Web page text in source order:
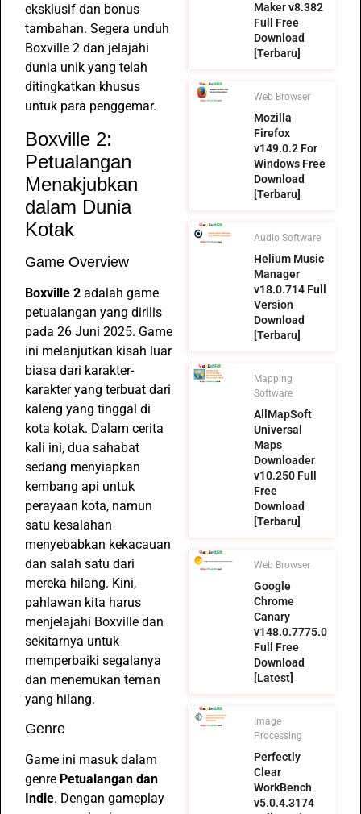
eksklusif dan bonus
tambahan. Segera unduh
Boxville 2 dan jelajahi
dunia unik yang telah
ditingkatkan khusus
untuk para penggemar.
Boxville 2:
Petualangan
Menakjubkan
dalam Dunia
Kotak
Game Overview
Boxville 2 adalah game
petualangan yang dirilis
pada 26 Juni 2025. Game
ini melanjutkan kisah luar
biasa dari karakter-
karakter yang terbuat dari
kaleng yang tinggal di
kota kotak. Dalam cerita
kali ini, dua sahabat
sedang menyiapkan
kembang api untuk
perayaan kota, namun
satu kesalahan
menyebabkan kekacauan
dan salah satu dari
mereka hilang. Kini,
pahlawan kita harus
menjelajahi Boxville dan
sekitarnya untuk
memperbaiki segalanya
dan menemukan teman
yang hilang.
Genre
Game ini masuk dalam
genre Petualangan dan
Indie. Dengan gameplay
Maker v8.382
Full Free
Download
[Terbaru]
Web Browser
Mozilla
Firefox
v149.0.2 For
Windows Free
Download
[Terbaru]
Audio Software
Helium Music
Manager
v18.0.714 Full
Version
Download
[Terbaru]
Mapping
Software
AllMapSoft
Universal
Maps
Downloader
v10.250 Full
Free
Download
[Terbaru]
Web Browser
Google
Chrome
Canary
v148.0.7775.0
Full Free
Download
[Latest]
Image
Processing
Perfectly
Clear
WorkBench
v5.0.4.3174